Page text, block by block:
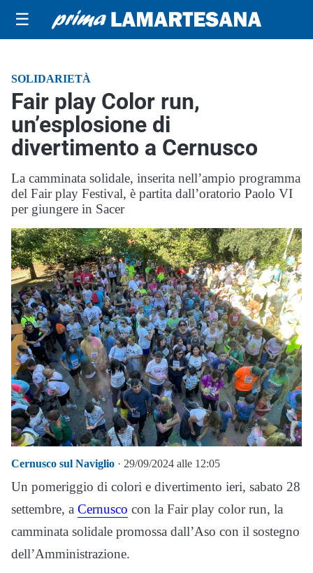
☰
SOLIDARIETÀ
Fair play Color run,
un’esplosione di
divertimento a Cernusco
La camminata solidale, inserita nell’ampio programma
del Fair play Festival, è partita dall’oratorio Paolo VI
per giungere in Sacer
Cernusco sul Naviglio · 29/09/2024 alle 12:05
Un pomeriggio di colori e divertimento ieri, sabato 28
settembre, a Cernusco con la Fair play color run, la
camminata solidale promossa dall’Aso con il sostegno
dell’Amministrazione.